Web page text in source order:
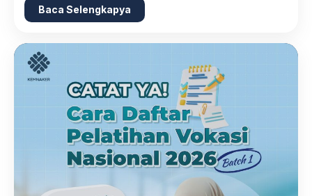
Baca Selengkapya